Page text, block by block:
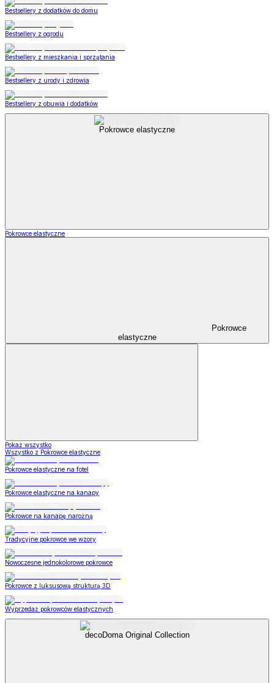
Bestsellery z dodatków do domu
Bestsellery z ogrodu
Bestsellery z mieszkania i sprzątania
Bestsellery z urody i zdrowia
Bestsellery z obuwia i dodatków
Pokrowce elastyczne
Pokrowce elastyczne
Pokrowce
elastyczne
Pokaż wszystko
Wszystko z Pokrowce elastyczne
Pokrowce elastyczne na fotel
Pokrowce elastyczne na kanapy
Pokrowce na kanapę narożną
Tradycyjne pokrowce we wzory
Nowoczesne jednokolorowe pokrowce
Pokrowce z luksusową strukturą 3D
Wyprzedaż pokrowców elastycznych
decoDoma Original Collection